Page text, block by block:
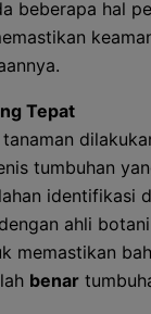
beberapa hal
Tepat
tumbuhan
identifikasi
ahli
memastikan
benar